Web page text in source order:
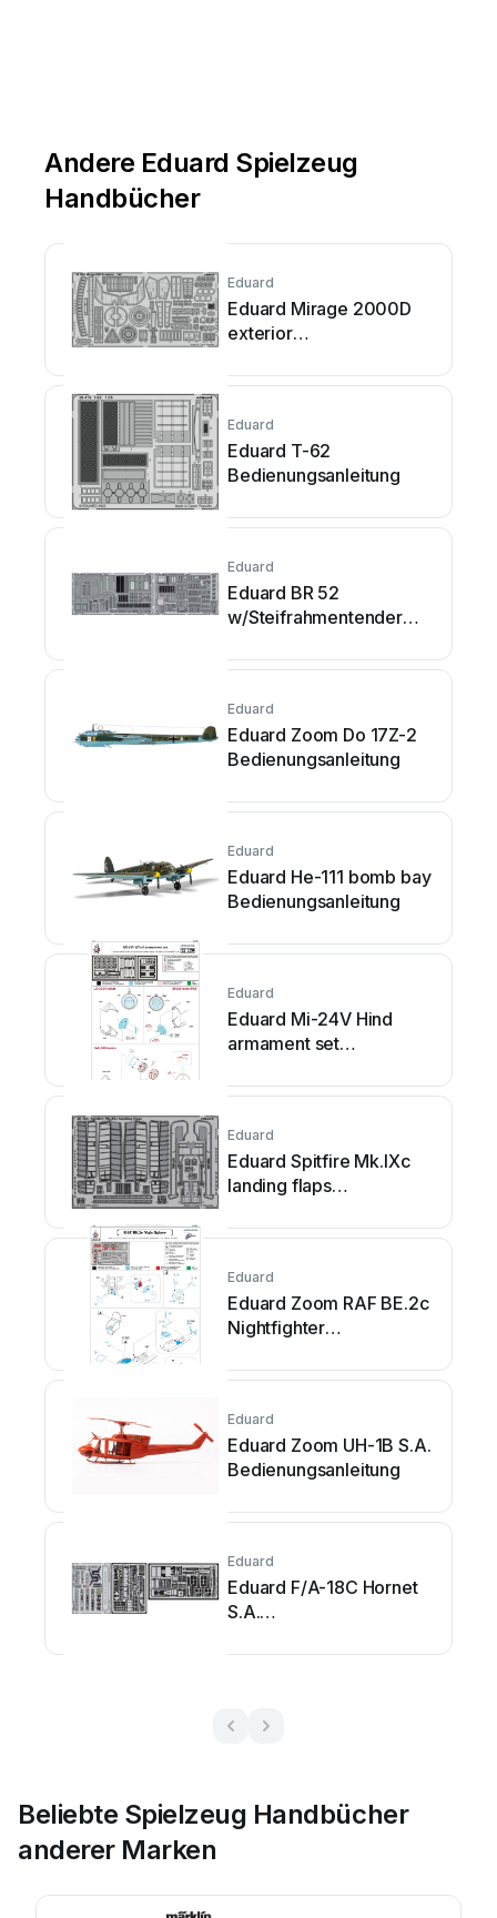
Andere Eduard Spielzeug
Handbücher
Eduard
Eduard Mirage 2000D
exterior
Eduard
Eduard T-62
Bedienungsanleitung
Eduard
Eduard BR 52
w/Steifrahmentender
Bedienungsanleitung
Eduard
Eduard Zoom Do 17Z-2
Bedienungsanleitung
Eduard
Eduard He-111 bomb bay
Bedienungsanleitung
Eduard
Eduard Mi-24V Hind
armament set
Eduard
Eduard Spitfire Mk.IXc
landing flaps
Eduard
Eduard Zoom RAF BE.2c
Nightfighter
Eduard
Eduard Zoom UH-1B S.A.
Bedienungsanleitung
Eduard
Eduard F/A-18C Hornet
S.A.
Beliebte Spielzeug Handbücher
anderer Marken